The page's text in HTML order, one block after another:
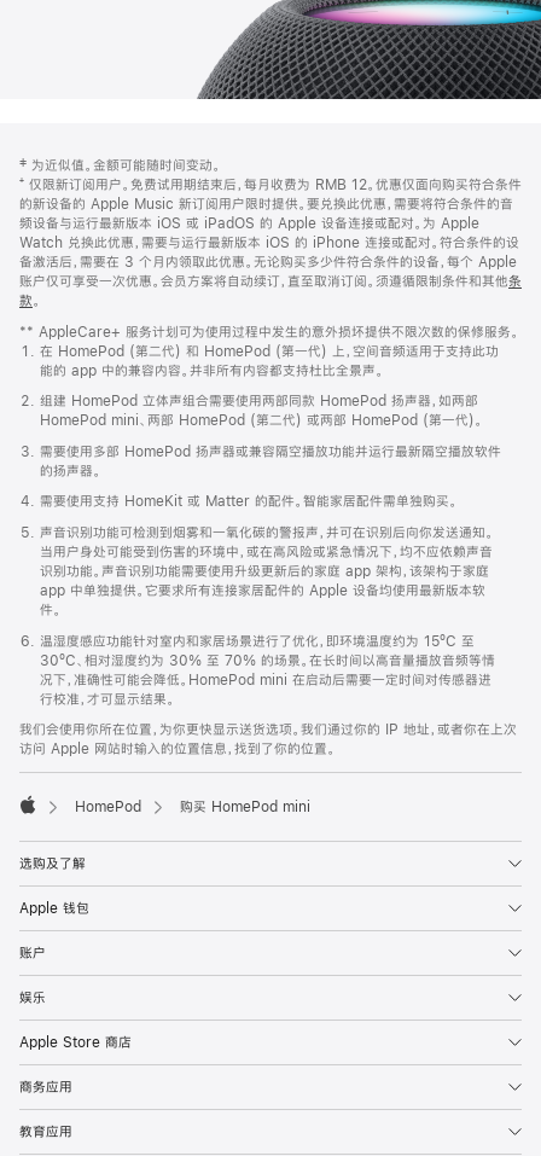
页
页
脚
注
‡ 为近似值。金额可能随时间变动。
⁺ 仅限新订阅用户。免费试用期结束后，每月收费为 RMB 12。优惠仅面向购买符合条件
的新设备的 Apple Music 新订阅用户限时提供。要兑换此优惠，需要将符合条件的音
频设备与运行最新版本 iOS 或 iPadOS 的 Apple 设备连接或配对。为 Apple
Watch 兑换此优惠，需要与运行最新版本 iOS 的 iPhone 连接或配对。符合条件的设
备激活后，需要在 3 个月内领取此优惠。无论购买多少件符合条件的设备，每个 Apple
账户仅可享受一次优惠。会员方案将自动续订，直至取消订阅。须遵循限制条件和其他条
款。
窗
口
中
打
开)
** AppleCare+ 服务计划可为使用过程中发生的意外损坏提供不限次数的保修服务。
在 HomePod (第二代) 和 HomePod (第一代) 上，空间音频适用于支持此功
能的 app 中的兼容内容。并非所有内容都支持杜比全景声。
组建 HomePod 立体声组合需要使用两部同款 HomePod 扬声器，如两部
HomePod mini、两部 HomePod (第二代) 或两部 HomePod (第一代)。
需要使用多部 HomePod 扬声器或兼容隔空播放功能并运行最新隔空播放软件
的扬声器。
需要使用支持 HomeKit 或 Matter 的配件。智能家居配件需单独购买。
声音识别功能可检测到烟雾和一氧化碳的警报声，并可在识别后向你发送通知。
当用户身处可能受到伤害的环境中，或在高风险或紧急情况下，均不应依赖声音
识别功能。声音识别功能需要使用升级更新后的家庭 app 架构，该架构于家庭
app 中单独提供。它要求所有连接家居配件的 Apple 设备均使用最新版本软
件。
温湿度感应功能针对室内和家居场景进行了优化，即环境温度约为 15ºC 至
30ºC、相对湿度约为 30% 至 70% 的场景。在长时间以高音量播放音频等情
况下，准确性可能会降低。HomePod mini 在启动后需要一定时间对传感器进
行校准，才可显示结果。
我们会使用你所在位置，为你更快显示送货选项。我们通过你的 IP 地址，或者你在上次
访问 Apple 网站时输入的位置信息，找到了你的位置。
HomePod 购买 HomePod mini
选购及了解
Apple 钱包
账户
娱乐
Apple Store 商店
商务应用
教育应用